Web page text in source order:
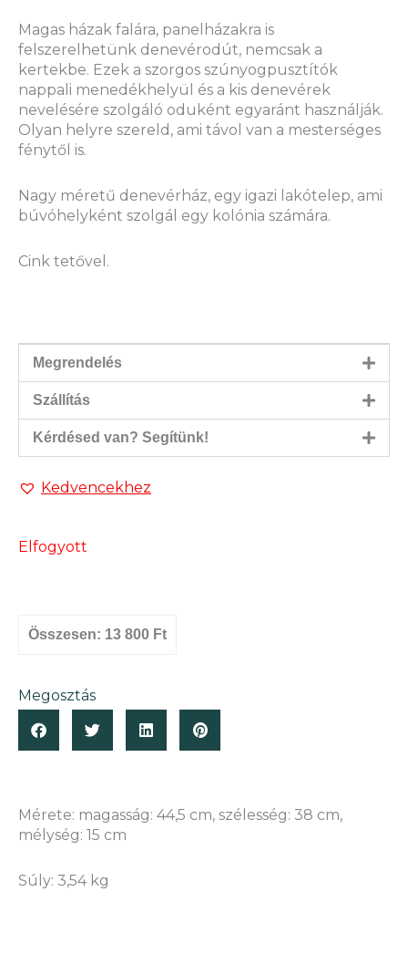
Mérete: magasság: 44,5 cm, szélesség: 38 cm,
mélység: 15 cm
Súly: 3,54 kg
Magas házak falára, panelházakra is
felszerelhetünk denevérodút, nemcsak a
kertekbe. Ezek a szorgos szúnyogpusztítók
nappali menedékhelyül és a kis denevérek
nevelésére szolgáló oduként egyaránt használják.
Olyan helyre szereld, ami távol van a mesterséges
fénytől is.
Nagy méretű denevérház, egy igazi lakótelep, ami
búvóhelyként szolgál egy kolónia számára.
Cink tetővel.
Megrendelés
Szállítás
Kérdésed van? Segítünk!
Kedvencekhez
Elfogyott
Összesen: 13 800 Ft
Megosztás